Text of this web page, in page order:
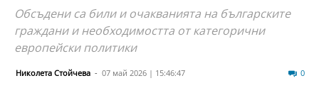
Обсъдени са били и очакванията на българските
граждани и необходимостта от категорични
европейски политики
Николета Стойчева - 07 май 2026 | 15:46:47 0